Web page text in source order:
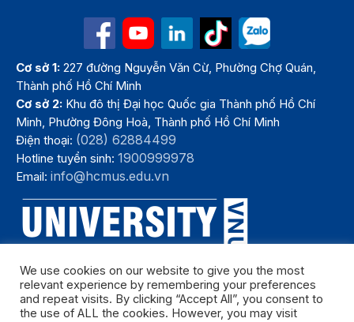
Cơ sở 1: 227 đường Nguyễn Văn Cừ, Phường Chợ Quán,
Thành phố Hồ Chí Minh
Cơ sở 2: Khu đô thị Đại học Quốc gia Thành phố Hồ Chí
Minh, Phường Đông Hoà, Thành phố Hồ Chí Minh
Điện thoại: (028) 62884499
Hotline tuyển sinh:1900999978
Email:info@hcmus.edu.vn
We use cookies on our website to give you the most
relevant experience by remembering your preferences
and repeat visits. By clicking “Accept All”, you consent to
the use of ALL the cookies. However, you may visit